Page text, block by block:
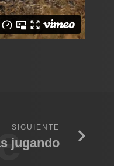
SIGUIENTE
jugando